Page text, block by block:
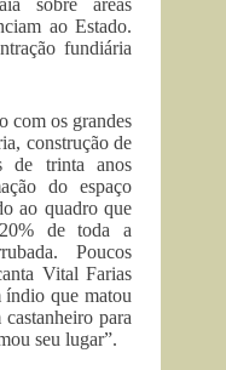
sobre áreas
ao Estado.
fundiária
com os grandes
construção de
de trinta anos
do espaço
ao quadro que
de toda a
Poucos
Vital Farias
índio que matou
para
seu lugar”.